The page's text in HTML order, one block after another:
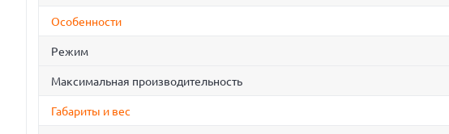
Особенности
Режим
Максимальная производительность
Габариты и вес